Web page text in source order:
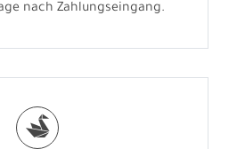
nach Zahlungseingang.
s